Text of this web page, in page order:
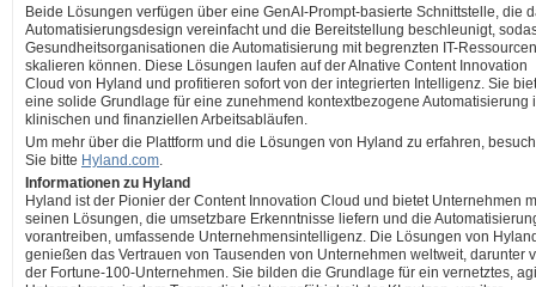
Beide Lösungen verfügen über eine GenAI-Prompt-basierte Schnittstelle, die
Automatisierungsdesign vereinfacht und die Bereitstellung beschleunigt,
Gesundheitsorganisationen die Automatisierung mit begrenzten IT-Ressourcen
skalieren können. Diese Lösungen laufen auf der AInative Content Innovation
Cloud von Hyland und profitieren sofort von der integrierten Intelligenz. Sie
eine solide Grundlage für eine zunehmend kontextbezogene Automatisierung
klinischen und finanziellen Arbeitsabläufen.
Um mehr über die Plattform und die Lösungen von Hyland zu erfahren,
Sie bitte Hyland.com.
Informationen zu Hyland
Hyland ist der Pionier der Content Innovation Cloud und bietet Unternehmen
seinen Lösungen, die umsetzbare Erkenntnisse liefern und die
vorantreiben, umfassende Unternehmensintelligenz. Die Lösungen von
genießen das Vertrauen von Tausenden von Unternehmen weltweit, darunter
der Fortune-100-Unternehmen. Sie bilden die Grundlage für ein vernetztes,